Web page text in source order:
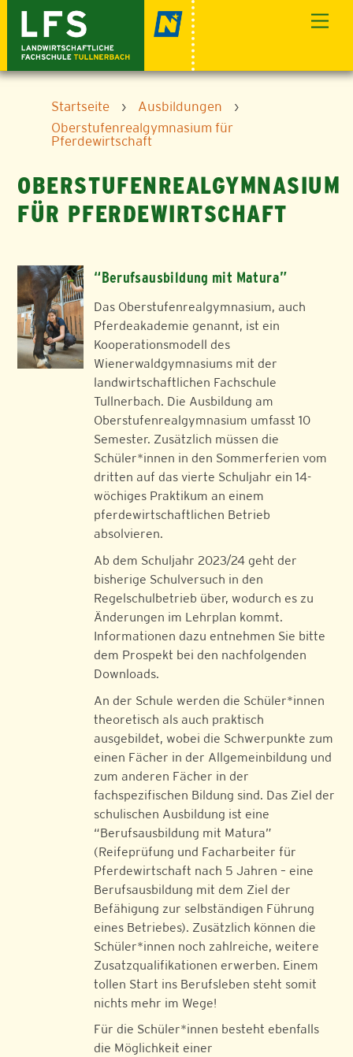
content
Startseite › Ausbildungen
›
Oberstufenrealgymnasium für
Pferdewirtschaft
OBERSTUFENREALGYMNASIUM
FÜR PFERDEWIRTSCHAFT
“Berufsausbildung mit Matura”
Das Oberstufenrealgymnasium, auch
Pferdeakademie genannt, ist ein
Kooperationsmodell des
Wienerwaldgymnasiums mit der
landwirtschaftlichen Fachschule
Tullnerbach. Die Ausbildung am
Oberstufenrealgymnasium umfasst 10
Semester. Zusätzlich müssen die
Schüler*innen in den Sommerferien vom
dritten auf das vierte Schuljahr ein 14-
wöchiges Praktikum an einem
pferdewirtschaftlichen Betrieb
absolvieren.
Ab dem Schuljahr 2023/24 geht der
bisherige Schulversuch in den
Regelschulbetrieb über, wodurch es zu
Änderungen im Lehrplan kommt.
Informationen dazu entnehmen Sie bitte
dem Prospekt bei den nachfolgenden
Downloads.
An der Schule werden die Schüler*innen
theoretisch als auch praktisch
ausgebildet, wobei die Schwerpunkte zum
einen Fächer in der Allgemeinbildung und
zum anderen Fächer in der
fachspezifischen Bildung sind. Das Ziel der
schulischen Ausbildung ist eine
“Berufsausbildung mit Matura”
(Reifeprüfung und Facharbeiter für
Pferdewirtschaft nach 5 Jahren – eine
Berufsausbildung mit dem Ziel der
Befähigung zur selbständigen Führung
eines Betriebes). Zusätzlich können die
Schüler*innen noch zahlreiche, weitere
Zusatzqualifikationen erwerben. Einem
tollen Start ins Berufsleben steht somit
nichts mehr im Wege!
Für die Schüler*innen besteht ebenfalls
die Möglichkeit einer